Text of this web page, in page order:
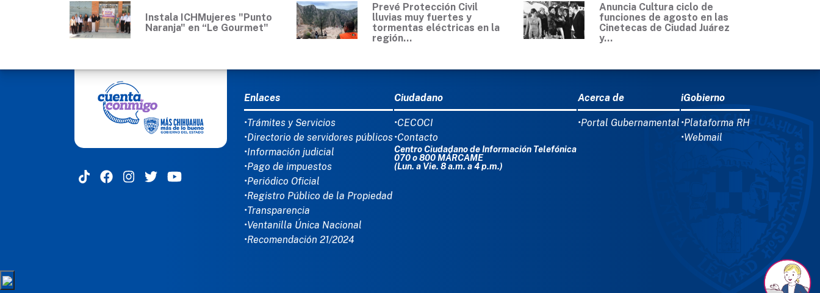
Instala ICHMujeres "Punto
Naranja" en “Le Gourmet"
Prevé Protección Civil
lluvias muy fuertes y
tormentas eléctricas en la
región...
Anuncia Cultura ciclo de
funciones de agosto en las
Cinetecas de Ciudad Juárez
y...
MENÚ DEL PIE
Enlaces
•Trámites y Servicios
•Directorio de servidores públicos
•Información judicial
•Pago de impuestos
•Periódico Oficial
•Registro Público de la Propiedad
•Transparencia
•Ventanilla Única Nacional
•Recomendación 21/2024
Ciudadano
•CECOCI
•Contacto
Centro Ciudadano de Información Telefónica
070 o 800 MÁRCAME
(Lun. a Vie. 8 a.m. a 4 p.m.)
Acerca de
•Portal Gubernamental
iGobierno
•Plataforma RH
•Webmail